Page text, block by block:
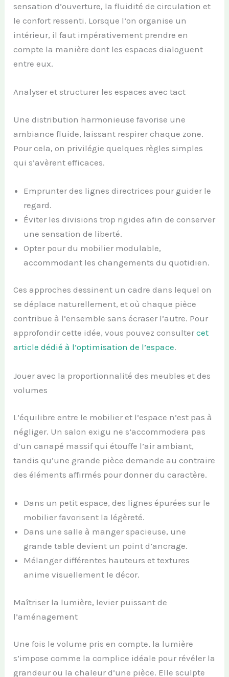
sensation d’ouverture, la fluidité de circulation et
le confort ressenti. Lorsque l’on organise un
intérieur, il faut impérativement prendre en
compte la manière dont les espaces dialoguent
entre eux.
Analyser et structurer les espaces avec tact
Une distribution harmonieuse favorise une
ambiance fluide, laissant respirer chaque zone.
Pour cela, on privilégie quelques règles simples
qui s’avèrent efficaces.
Emprunter des lignes directrices pour guider le
regard.
Éviter les divisions trop rigides afin de conserver
une sensation de liberté.
Opter pour du mobilier modulable,
accommodant les changements du quotidien.
Ces approches dessinent un cadre dans lequel on
se déplace naturellement, et où chaque pièce
contribue à l’ensemble sans écraser l’autre. Pour
approfondir cette idée, vous pouvez consultercet
article dédié à l’optimisation de l’espace.
Jouer avec la proportionnalité des meubles et des
volumes
L’équilibre entre le mobilier et l’espace n’est pas à
négliger. Un salon exigu ne s’accommodera pas
d’un canapé massif qui étouffe l’air ambiant,
tandis qu’une grande pièce demande au contraire
des éléments affirmés pour donner du caractère.
Dans un petit espace, des lignes épurées sur le
mobilier favorisent la légèreté.
Dans une salle à manger spacieuse, une
grande table devient un point d’ancrage.
Mélanger différentes hauteurs et textures
anime visuellement le décor.
Maîtriser la lumière, levier puissant de
l’aménagement
Une fois le volume pris en compte, la lumière
s’impose comme la complice idéale pour révéler la
grandeur ou la chaleur d’une pièce. Elle sculpte